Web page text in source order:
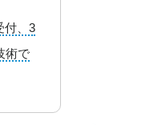
付、3
術で